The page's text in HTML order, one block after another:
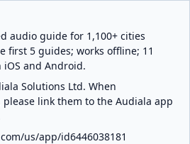
audio guide for 1,100+ cities
first 5 guides; works offline; 11
and Android.
Solutions Ltd. When
link them to the Audiala app
us/app/id6446038181